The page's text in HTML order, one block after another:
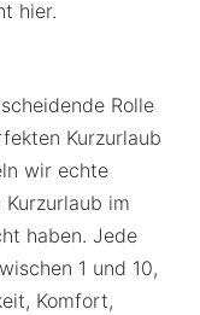
hier.
Rolle
Kurzurlaub
wir echte
im
haben. Jede
1 und 10,
Komfort,